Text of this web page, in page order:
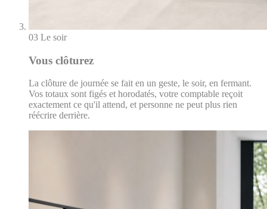
03 Le soir
Vous clôturez
La clôture de journée se fait en un geste, le soir, en fermant.
Vos totaux sont figés et horodatés, votre comptable reçoit
exactement ce qu'il attend, et personne ne peut plus rien
réécrire derrière.